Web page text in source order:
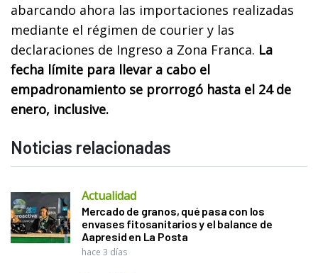
abarcando ahora las importaciones realizadas
mediante el régimen de courier y las
declaraciones de Ingreso a Zona Franca. La
fecha límite para llevar a cabo el
empadronamiento se prorrogó hasta el 24 de
enero, inclusive.
Noticias relacionadas
Actualidad
Mercado de granos, qué pasa con los
envases fitosanitarios y el balance de
Aapresid en La Posta
hace 3 días